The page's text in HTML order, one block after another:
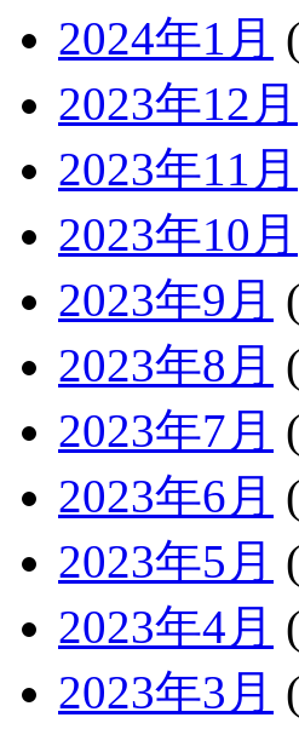
2024年1月
2023年12月
2023年11月
2023年10月
2023年9月
2023年8月
2023年7月
2023年6月
2023年5月
2023年4月
2023年3月